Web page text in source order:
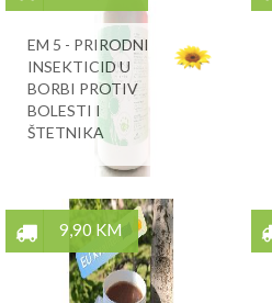
EM 5 - PRIRODNI
INSEKTICID U
BORBI PROTIV
BOLESTI I
ŠTETNIKA
9,90 KM